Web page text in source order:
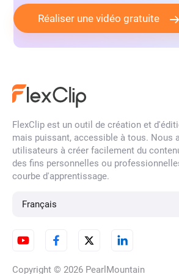
vidéo de montage
vidéo sur les pubs
vidéo de quiz vidéo
vidéo de bande démo
vidéo titre vidéo de
Réaliser une vidéo gratuite
FlexClip est un outil de création et
mais puissant, accessible à tous. Nous
utilisateurs à créer facilement du
des fins personnelles ou
courbe d'apprentissage.
Français
Copyright © 2026 PearlMountain